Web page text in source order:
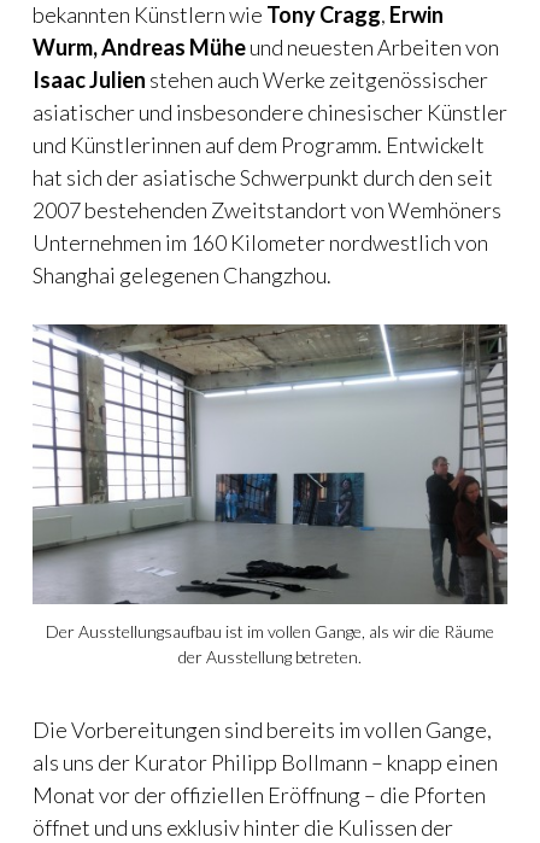
bekannten Künstlern wie Tony Cragg, Erwin
Wurm, Andreas Müheund neuesten Arbeiten von
Isaac Julien stehen auch Werke zeitgenössischer
asiatischer und insbesondere chinesischer Künstler
und Künstlerinnen auf dem Programm. Entwickelt
hat sich der asiatische Schwerpunkt durch den seit
2007 bestehenden Zweitstandort von Wemhöners
Unternehmen im 160 Kilometer nordwestlich von
Shanghai gelegenen Changzhou.
Der Ausstellungsaufbau ist im vollen Gange, als wir die Räume
der Ausstellung betreten.
Die Vorbereitungen sind bereits im vollen Gange,
als uns der Kurator Philipp Bollmann – knapp einen
Monat vor der offiziellen Eröffnung – die Pforten
öffnet und uns exklusiv hinter die Kulissen der